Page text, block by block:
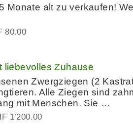
Monate alt zu verkaufen!
80.00
liebevolles Zuhause
Zwergziegen (2
Alle Ziegen sind
mit Menschen. Sie …
1’200.00